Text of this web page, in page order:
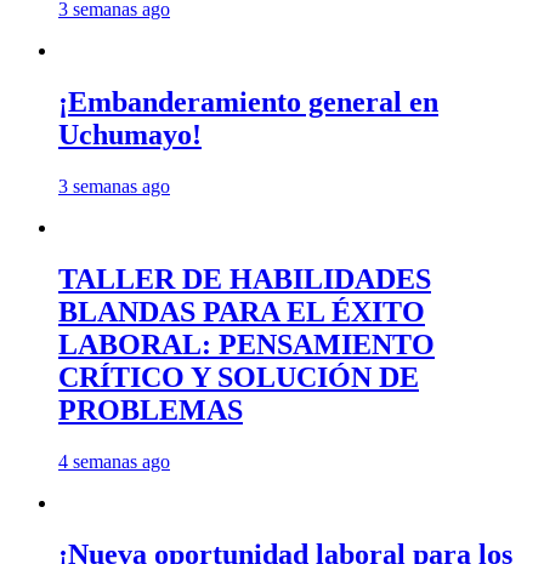
3 semanas ago
¡Embanderamiento general en
Uchumayo!
3 semanas ago
TALLER DE HABILIDADES
BLANDAS PARA EL ÉXITO
LABORAL: PENSAMIENTO
CRÍTICO Y SOLUCIÓN DE
PROBLEMAS
4 semanas ago
¡Nueva oportunidad laboral para los